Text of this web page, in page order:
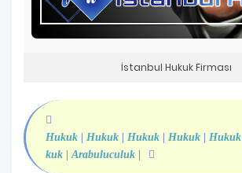
İstanbul Hukuk Firması
Hukuk Hukuk Hukuk Hukuk Hukuk
kuk |Arabuluculuk